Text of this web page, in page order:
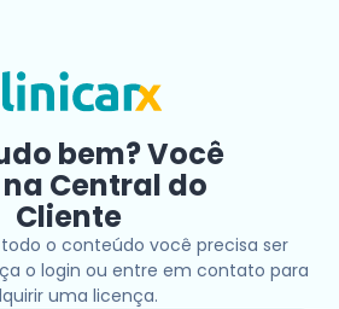
bem? Você
Central do
Cliente
o conteúdo você precisa ser
o login ou entre em contato para
uma licença.